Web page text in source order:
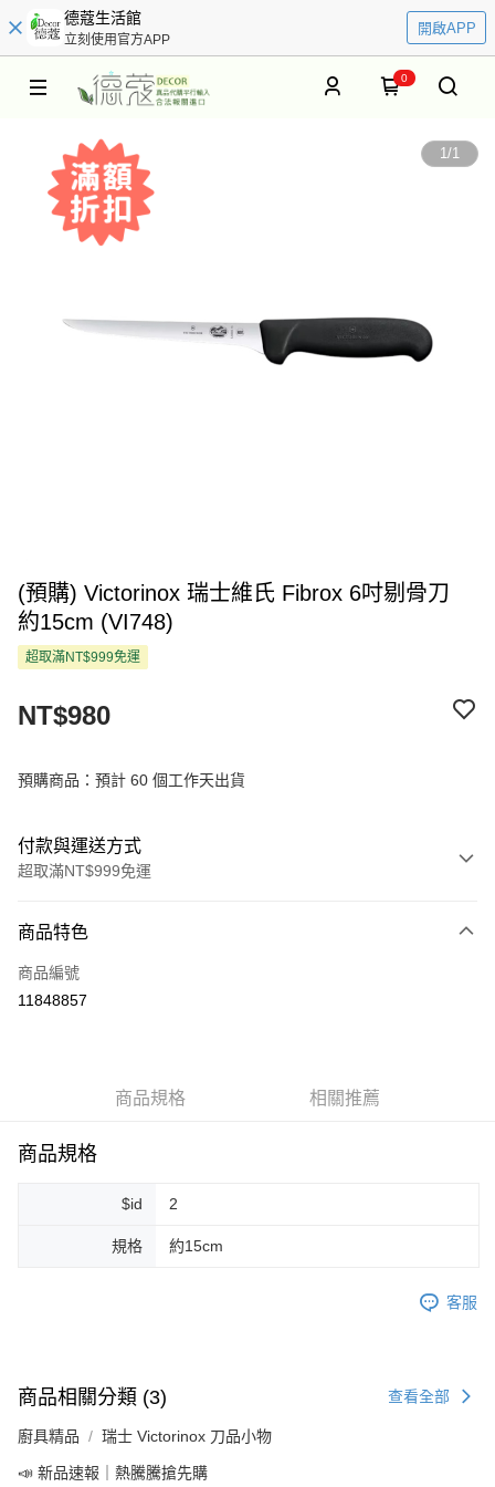
德蔻生活館
立刻使用官方APP
開啟APP
0
1/1
(預購) Victorinox 瑞士維氏 Fibrox 6吋剔骨刀
約15cm (VI748)
超取滿NT$999免運
NT$980
預購商品：預計 60 個工作天出貨
付款與運送方式
超取滿NT$999免運
信用卡一次付款
超商取貨付款
悠遊付
全家純取貨 (先付款
7-11取貨付款
商品特色
商品編號
11848857
商品規格 相關推薦
商品規格
$id 2
規格 約15cm
客服
商品相關分類 (3) 查看全部
廚具精品 瑞士 Victorinox 刀品小物
📣 新品速報｜熱騰騰搶先購